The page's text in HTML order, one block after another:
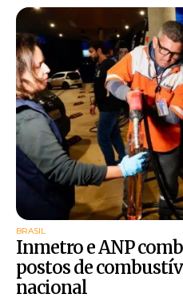
BRASIL
Inmetro e ANP
postos de
nacional